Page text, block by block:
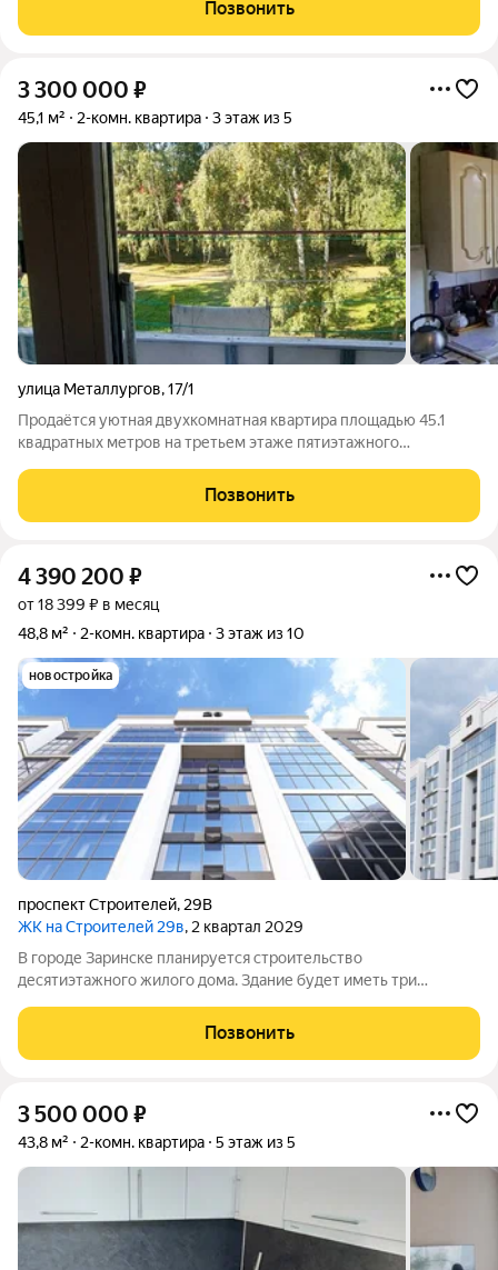
Позвонить
3 300 000 ₽
45,1 м² 2-комн. квартира 3 этаж из 5
улица Металлургов,17/1
Продаётся уютная двухкомнатная квартира площадью 45.1
квадратных метров на третьем этаже пятиэтажного
улица Металлургов, дом 17/1. Дом построен в 1976 году и
окружён развитой инфраструктурой:
Позвонить
4 390 200 ₽
от 18 399 ₽ в месяц
48,8 м²
2-комн. квартира 3 этаж из 10
новостройка
проспект Строителей, 29В
ЖК на Строителей 29в, 2 квартал 2029
В городе Заринске планируется строительство
десятиэтажного жилого дома. Здание будет иметь три
на первом этаже. Входы в подъезды разместят со стороны
Позвонить
3 500 000 ₽
43,8 м² 2-комн. квартира 5 этаж из 5